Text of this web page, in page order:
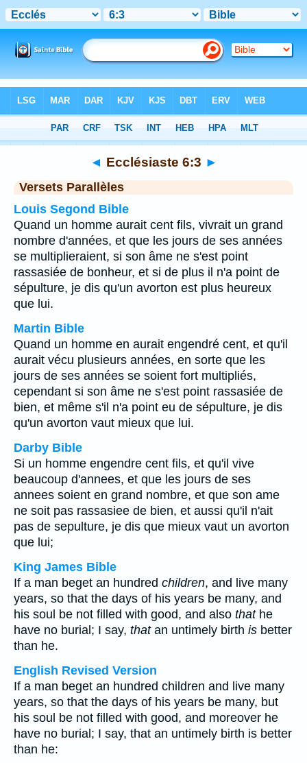
Chapitre 6 > Verset 3
◄ Ecclésiaste 6:3 ►
Versets Parallèles
Louis Segond Bible
Quand un homme aurait cent fils, vivrait un grand
nombre d'années, et que les jours de ses années
se multiplieraient, si son âme ne s'est point
rassasiée de bonheur, et si de plus il n'a point de
sépulture, je dis qu'un avorton est plus heureux
que lui.
Martin Bible
Quand un homme en aurait engendré cent, et qu'il
aurait vécu plusieurs années, en sorte que les
jours de ses années se soient fort multipliés,
cependant si son âme ne s'est point rassasiée de
bien, et même s'il n'a point eu de sépulture, je dis
qu'un avorton vaut mieux que lui.
Darby Bible
Si un homme engendre cent fils, et qu'il vive
beaucoup d'annees, et que les jours de ses
annees soient en grand nombre, et que son ame
ne soit pas rassasiee de bien, et aussi qu'il n'ait
pas de sepulture, je dis que mieux vaut un avorton
que lui;
King James Bible
If a man beget an hundred children, and live many
years, so that the days of his years be many, and
his soul be not filled with good, and also thathe
have no burial; I say, thatan untimely birth is better
than he.
English Revised Version
If a man beget an hundred children and live many
years, so that the days of his years be many, but
his soul be not filled with good, and moreover he
have no burial; I say, that an untimely birth is better
than he: